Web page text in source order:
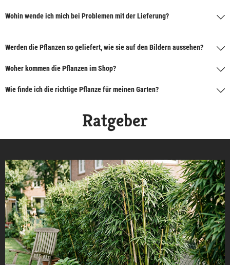
Wohin wende ich mich bei Problemen mit der Lieferung?
Werden die Pflanzen so geliefert, wie sie auf den Bildern aussehen?
Woher kommen die Pflanzen im Shop?
Wie finde ich die richtige Pflanze für meinen Garten?
Ratgeber